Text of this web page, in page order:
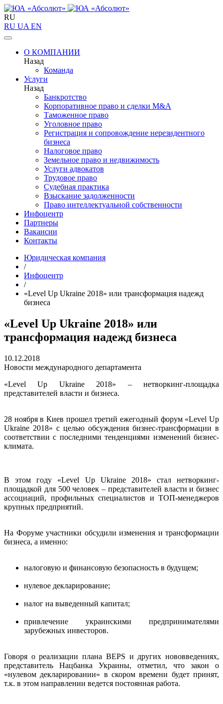
RU
RU UA EN
О КОМПАНИИ
Назад
Команда
Услуги
Назад
Банкротство
Корпоративное право и сделки M&A
Таможенное право
Уголовное право
Регистрация и сопровождение нерезидентного
бизнеса
Налоговое право
Земельное право и недвижимость
Услуги адвокатов
Трудовое право
Судебная практика
Взыскание задолженности
Право интеллектуальной собственности
Инфоцентр
Партнеры
Вакансии
Контакты
Юридическая компания
/
Инфоцентр
/
«Level Up Ukraine 2018» или трансформация надежд
бизнеса
«Level Up Ukraine 2018» или
трансформация надежд бизнеса
10.12.2018
Новости международного департамента
«Level Up Ukraine 2018» – нетворкинг-площадка
представителей власти и бизнеса.
28 ноября в Киев прошел третий ежегодный форум «Level Up
Ukraine 2018» с целью обсуждения бизнес-трансформации в
соответствии с последними тенденциями изменений бизнес-
климата.
В этом году «Level Up Ukraine 2018» стал нетворкинг-
площадкой для 500 человек – представителей власти и бизнес
ассоциаций, профильных специалистов и ТОП-менеджеров
крупных предприятий.
На Форуме участники обсудили изменения и трансформации
бизнеса, а именно:
налоговую и финансовую безопасность в будущем;
нулевое декларирование;
налог на выведенный капитал;
привлечение украинскими предпринимателями
зарубежных инвесторов.
Говоря о реализации плана BEPS и других нововведениях,
представитель Нацбанка Украины, отметил, что закон о
«нулевом декларировании» в скором времени будет принят,
т.к. в этом направлении ведется постоянная работа.